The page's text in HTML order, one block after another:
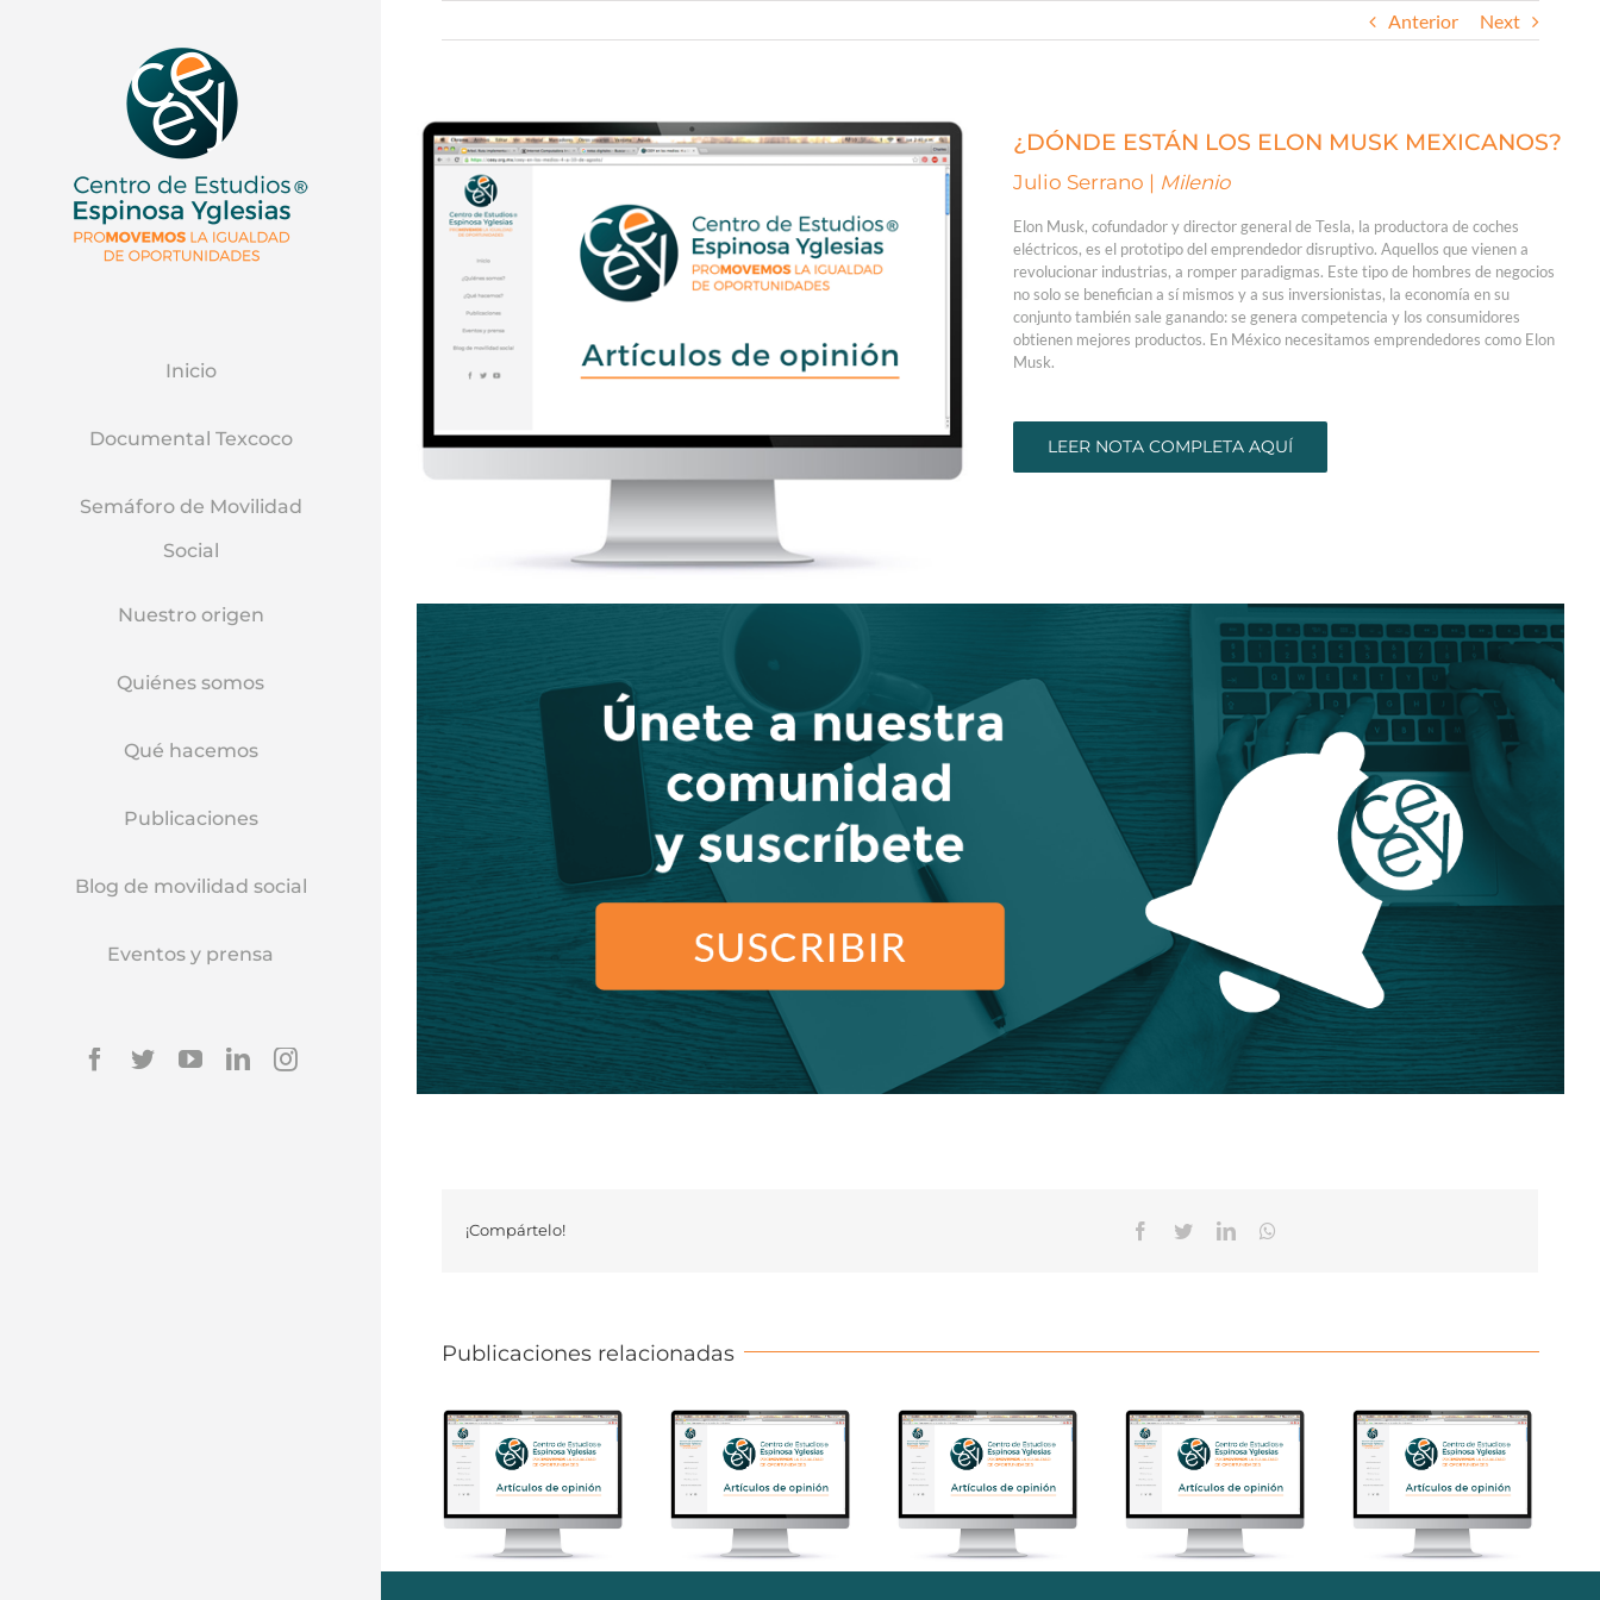
Inicio
Documental Texcoco
Semáforo de Movilidad
Social
Nuestro origen
Quiénes somos
Qué hacemos
Publicaciones
Blog de movilidad social
Eventos y prensa
Facebook
TwitterYouTubeLinkedinInstagram
Anterior Next
¿DÓNDE ESTÁN LOS ELON MUSK MEXICANOS?
Julio Serrano | Milenio
Elon Musk, cofundador y director general de Tesla, la productora de coches
eléctricos, es el prototipo del emprendedor disruptivo. Aquellos que vienen a
revolucionar industrias, a romper paradigmas. Este tipo de hombres de negocios
no solo se benefician a sí mismos y a sus inversionistas, la economía en su
conjunto también sale ganando: se genera competencia y los consumidores
obtienen mejores productos. En México necesitamos emprendedores como Elon
Musk.
LEER NOTA COMPLETA AQUÍ
¡Compártelo! Facebook
TwitterLinkedin
Publicaciones relacionadas